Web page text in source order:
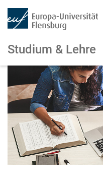
Zum Hauptinhalt springen
Zur Navigation springen
Studium & Lehre